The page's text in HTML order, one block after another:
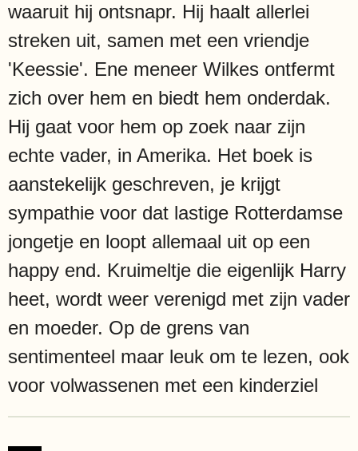
waaruit hij ontsnapr. Hij haalt allerlei
streken uit, samen met een vriendje
'Keessie'. Ene meneer Wilkes ontfermt
zich over hem en biedt hem onderdak.
Hij gaat voor hem op zoek naar zijn
echte vader, in Amerika. Het boek is
aanstekelijk geschreven, je krijgt
sympathie voor dat lastige Rotterdamse
jongetje en loopt allemaal uit op een
happy end. Kruimeltje die eigenlijk Harry
heet, wordt weer verenigd met zijn vader
en moeder. Op de grens van
sentimenteel maar leuk om te lezen, ook
voor volwassenen met een kinderziel